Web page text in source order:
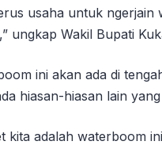
usaha untuk
ungkap Wakil Bupati
ini akan ada di
hiasan-hiasan lain
kita adalah waterboom